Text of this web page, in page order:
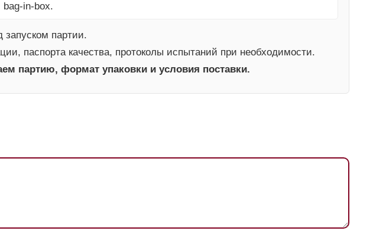
bag-in-box.
партии.
паспорта качества, протоколы испытаний при необходимости.
партию, формат упаковки и условия поставки.